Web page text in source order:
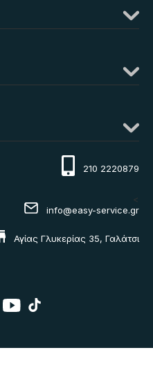
210 2220879
<
info@easy-service.gr
Αγίας Γλυκερίας 35, Γαλάτσι